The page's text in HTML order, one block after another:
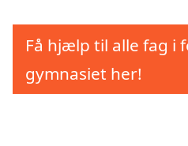
Få hjælp til alle fag i
gymnasiet her!